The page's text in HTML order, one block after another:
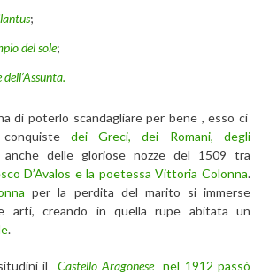
;
del sole;
di poterlo scandagliare per bene , esso ci
dei Greci, dei Romani, degli
delle gloriose nozze del 1509 tra
D’Avalos e la poetessa Vittoria Colonna.
per la perdita del marito si immerse
arti, creando in quella rupe abitata un
.
il Castello Aragonese
nel 1912 passò